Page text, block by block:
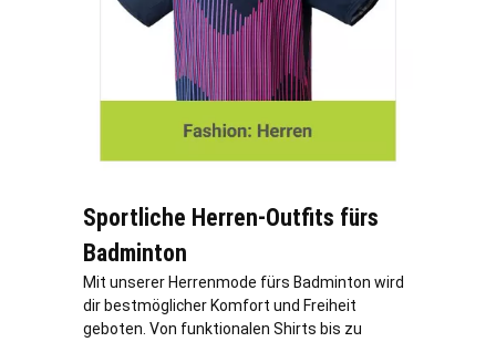
Sportliche Herren-Outfits fürs
Badminton
Mit unserer Herrenmode fürs Badminton wird
dir bestmöglicher Komfort und Freiheit
geboten. Von funktionalen Shirts bis zu